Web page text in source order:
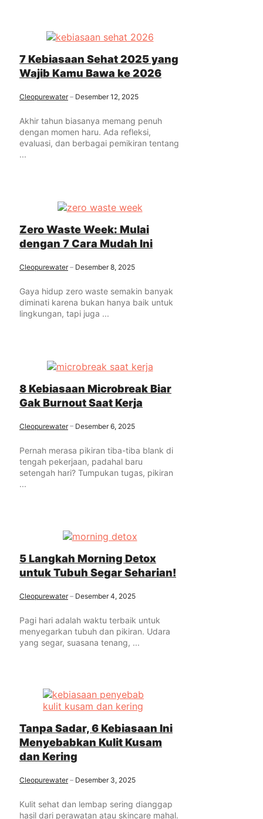
7 Kebiasaan Sehat 2025 yang
Wajib Kamu Bawa ke 2026
Cleopurewater Desember 12, 2025
Akhir tahun biasanya memang penuh
dengan momen haru. Ada refleksi,
evaluasi, dan berbagai pemikiran tentang
...
Zero Waste Week: Mulai
dengan 7 Cara Mudah Ini
Cleopurewater Desember 8, 2025
Gaya hidup zero waste semakin banyak
diminati karena bukan hanya baik untuk
lingkungan, tapi juga ...
8 Kebiasaan Microbreak Biar
Gak Burnout Saat Kerja
Cleopurewater Desember 6, 2025
Pernah merasa pikiran tiba-tiba blank di
tengah pekerjaan, padahal baru
setengah hari? Tumpukan tugas, pikiran
...
5 Langkah Morning Detox
untuk Tubuh Segar Seharian!
Cleopurewater Desember 4, 2025
Pagi hari adalah waktu terbaik untuk
menyegarkan tubuh dan pikiran. Udara
yang segar, suasana tenang, ...
Tanpa Sadar, 6 Kebiasaan Ini
Menyebabkan Kulit Kusam
dan Kering
Cleopurewater Desember 3, 2025
Kulit sehat dan lembap sering dianggap
hasil dari perawatan atau skincare mahal.